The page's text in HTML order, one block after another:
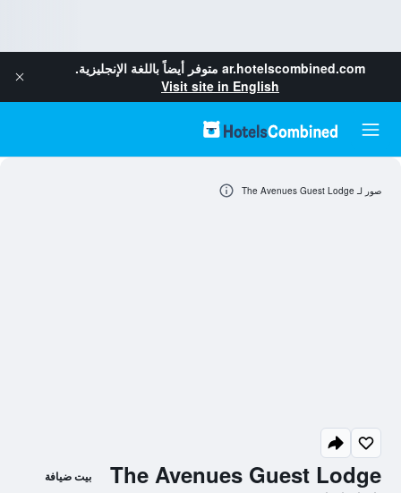
ar.hotelscombined.com متوفر أيضاً باللغة الإنجليزية.
Visit site in English
The Avenues Guest Lodge بيت ضيافة
صور لـ The Avenues Guest Lodge